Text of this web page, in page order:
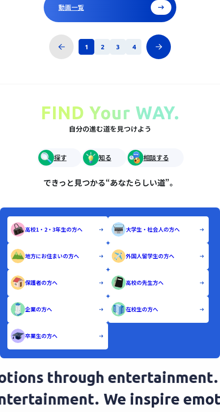
動画一覧
1 2 3 4
FIND Your WAY.
自分の進む道を見つけよう
探す 知る 相談する
できっと見つかる“あなたらしい道”。
高校1・2・3年生の方へ 大学生・社会人の方へ
地方にお住まいの方へ 外国人留学生の方へ
保護者の方へ 高校の先生方へ
企業の方へ 在校生の方へ
卒業生の方へ
through entertainment.
entertainment. We inspire